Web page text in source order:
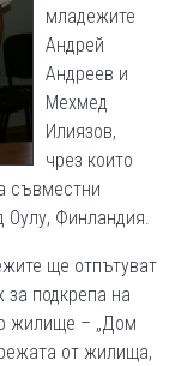
младежите
Андрей
Андреев и
Мехмед
Илиязов,
чрез които
съвместни
Оулу, Финландия.
ще отпътуват
подкрепа на
жилище – „Дом
от жилища,